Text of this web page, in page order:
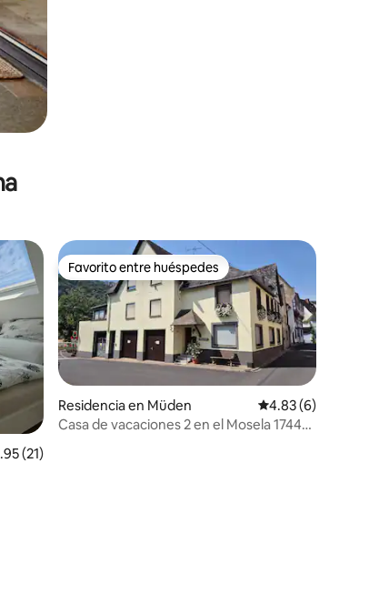
promedio: 4.95 de 5; 21 evaluaciones
(21)
Favorito entre huéspedes
Favorito entre huéspedes
Residencia en Müden Calificación
4.83 (6)
Casa de vacaciones 2 en el Mosela 1744